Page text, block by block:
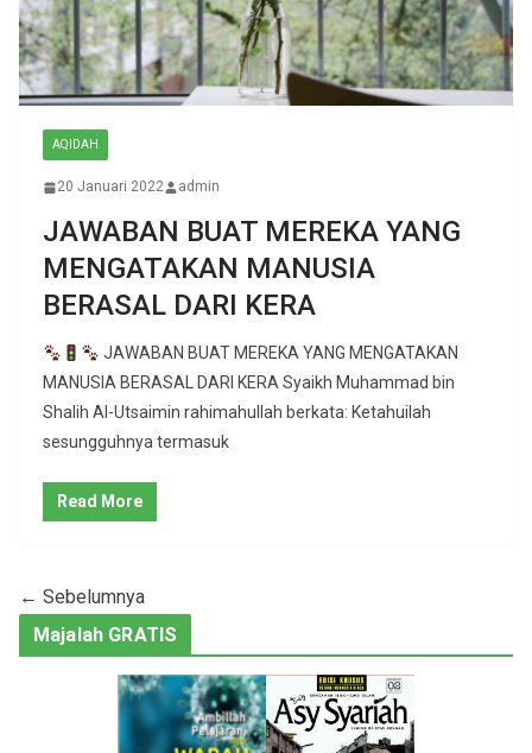
AQIDAH
20 Januari 2022 admin
JAWABAN BUAT MEREKA YANG
MENGATAKAN MANUSIA
BERASAL DARI KERA
JAWABAN BUAT MEREKA YANG MENGATAKAN
MANUSIA BERASAL DARI KERA Syaikh Muhammad bin
Shalih Al-Utsaimin rahimahullah berkata: Ketahuilah
sesungguhnya termasuk
Read More
← Sebelumnya
Majalah GRATIS